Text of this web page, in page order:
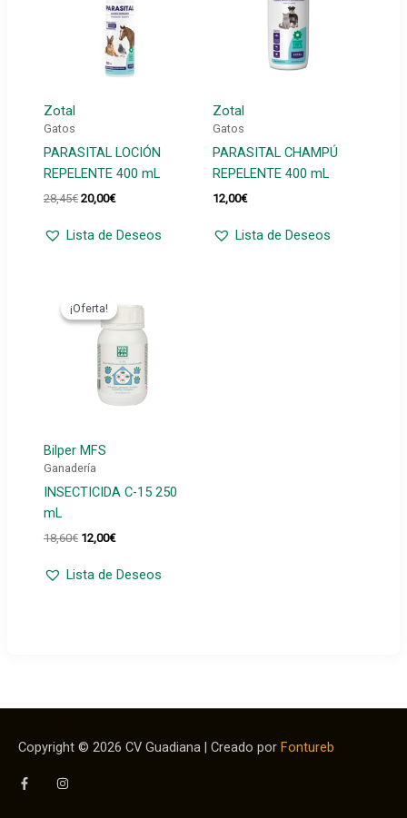
Zotal
Gatos
PARASITAL LOCIÓN
REPELENTE 400 mL
28,45€ El
original
era:
20,00€El
actual
es:
Lista de Deseos
Zotal
Gatos
PARASITAL CHAMPÚ
REPELENTE 400 mL
12,00€
Lista de Deseos
¡Oferta!
Bilper MFS
¡Oferta!
Ganadería
INSECTICIDA C-15 250
mL
18,60€ El
original
era:
12,00€El
actual
es:
Lista de Deseos
Copyright © 2026 CV Guadiana | Creado por Fontureb